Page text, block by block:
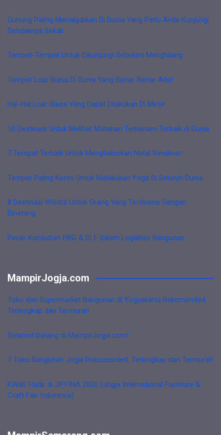
Gunung Paling Menakjubkan Di Dunia Yang Perlu Anda Kunjungi
Setidaknya Sekali
Tempat-Tempat Untuk Dikunjungi Sebelum Menghilang
Tempat Luar Biasa Di Dunia Yang Benar-Benar Ada!
Hal-Hal Luar Biasa Yang Dapat Dilakukan Di Mesir
10 Destinasi Untuk Melihat Matahari Terbenam Terbaik di Dunia
7 Tempat Terbaik Untuk Menghabiskan Natal Sendirian
Tempat Paling Keren Untuk Melakukan Yoga Di Seluruh Dunia
8 Destinasi Wisata Untuk Orang Yang Terobsesi Dengan
Binatang
Peran Konsultan PBG & SLF dalam Legalitas Bangunan
MampirJogja.com
Toko dan Supermarket Bangunan di Yogyakarta Rekomended,
Terlengkap dan Termurah
Selamat Datang di MampirJogja.com!
7 Toko Bangunan Jogja Rekomended, Terlengkap dan Termurah
KWaS Hadir di JIFFINA 2026 (Jogja International Furniture &
Craft Fair Indonesia)